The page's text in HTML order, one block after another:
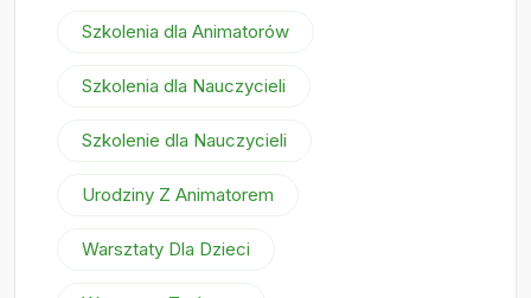
Szkolenia dla Animatorów
Szkolenia dla Nauczycieli
Szkolenie dla Nauczycieli
Urodziny Z Animatorem
Warsztaty Dla Dzieci